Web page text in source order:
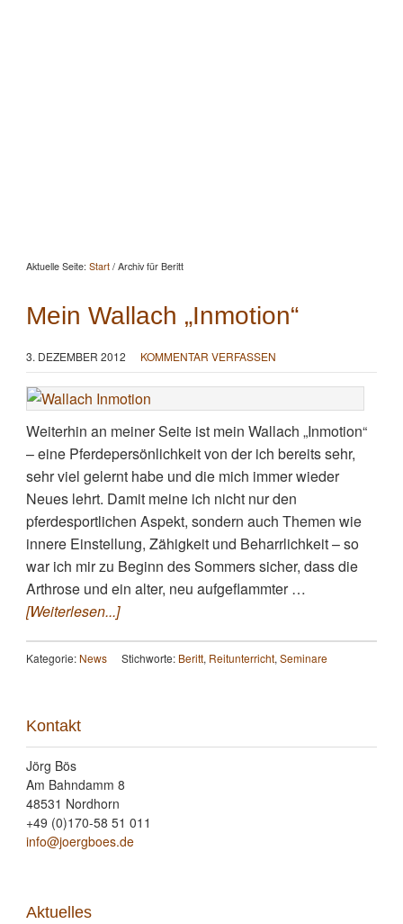
Aktuelle Seite: Start /Archiv für Beritt
Mein Wallach „Inmotion“
3. DEZEMBER 2012 KOMMENTAR VERFASSEN
Weiterhin an meiner Seite ist mein Wallach „Inmotion“
– eine Pferdepersönlichkeit von der ich bereits sehr,
sehr viel gelernt habe und die mich immer wieder
Neues lehrt. Damit meine ich nicht nur den
pferdesportlichen Aspekt, sondern auch Themen wie
innere Einstellung, Zähigkeit und Beharrlichkeit – so
war ich mir zu Beginn des Sommers sicher, dass die
Arthrose und ein alter, neu aufgeflammter …
[Weiterlesen...]
Kategorie: News Stichworte: Beritt, Reitunterricht, Seminare
Kontakt
Jörg Bös
Am Bahndamm 8
48531 Nordhorn
+49 (0)170-58 51 011
info@joergboes.de
Aktuelles